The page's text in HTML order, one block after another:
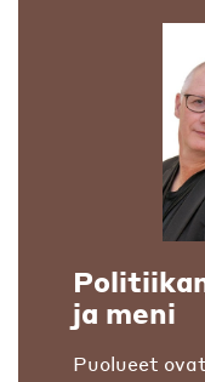
ja meni
Puolueet